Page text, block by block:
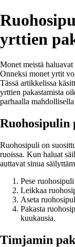
yrttien
Monet meistä
Onneksi monet yrtit
Tässä artikkelissa
yrttien pakastamista
parhaalla
Ruohosipulin
Ruohosipuli on
ruoissa. Kun haluat
auttavat sinua
Pese
Leikkaa
Aseta
Pakasta
kuukausia.
Timjamin